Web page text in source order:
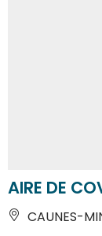
AIRE DE
CAUNES-